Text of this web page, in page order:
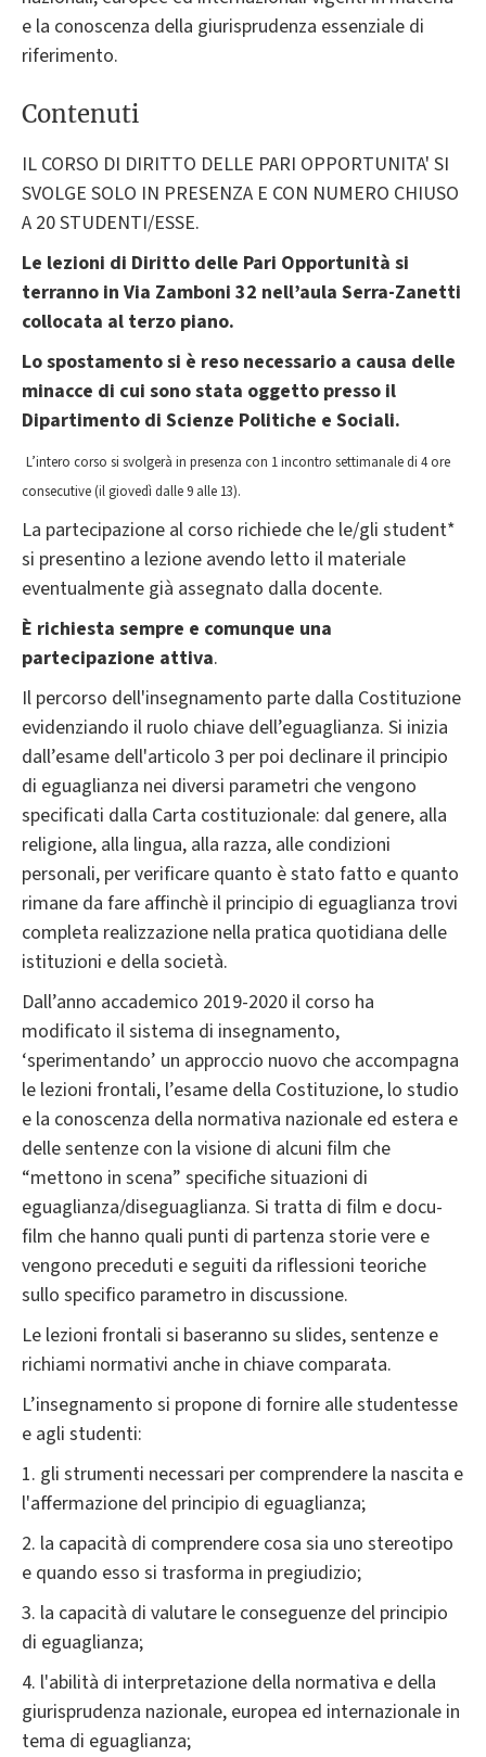
e la conoscenza della giurisprudenza essenziale di
riferimento.
Contenuti
IL CORSO DI DIRITTO DELLE PARI OPPORTUNITA' SI
SVOLGE SOLO IN PRESENZA E CON NUMERO CHIUSO
A 20 STUDENTI/ESSE.
Le lezioni di Diritto delle Pari Opportunità si
terranno in Via Zamboni 32 nell’aula Serra-Zanetti
collocata al terzo piano.
Lo spostamento si è reso necessario a causa delle
minacce di cui sono stata oggetto presso il
Dipartimento di Scienze Politiche e Sociali.
L’intero corso si svolgerà in presenza con 1 incontro settimanale di 4 ore
consecutive (il giovedì dalle 9 alle 13).
La partecipazione al corso richiede che le/gli student*
si presentino a lezione avendo letto il materiale
eventualmente già assegnato dalla docente.
È richiesta sempre e comunque una
partecipazione attiva.
Il percorso dell'insegnamento parte dalla Costituzione
evidenziando il ruolo chiave dell’eguaglianza. Si inizia
dall’esame dell'articolo 3 per poi declinare il principio
di eguaglianza nei diversi parametri che vengono
specificati dalla Carta costituzionale: dal genere, alla
religione, alla lingua, alla razza, alle condizioni
personali, per verificare quanto è stato fatto e quanto
rimane da fare affinchè il principio di eguaglianza trovi
completa realizzazione nella pratica quotidiana delle
istituzioni e della società.
Dall’anno accademico 2019-2020 il corso ha
modificato il sistema di insegnamento,
‘sperimentando’ un approccio nuovo che accompagna
le lezioni frontali, l’esame della Costituzione, lo studio
e la conoscenza della normativa nazionale ed estera e
delle sentenze con la visione di alcuni film che
“mettono in scena” specifiche situazioni di
eguaglianza/diseguaglianza. Si tratta di film e docu-
film che hanno quali punti di partenza storie vere e
vengono preceduti e seguiti da riflessioni teoriche
sullo specifico parametro in discussione.
Le lezioni frontali si baseranno su slides, sentenze e
richiami normativi anche in chiave comparata.
L’insegnamento si propone di fornire alle studentesse
e agli studenti:
1. gli strumenti necessari per comprendere la nascita e
l'affermazione del principio di eguaglianza;
2. la capacità di comprendere cosa sia uno stereotipo
e quando esso si trasforma in pregiudizio;
3. la capacità di valutare le conseguenze del principio
di eguaglianza;
4. l'abilità di interpretazione della normativa e della
giurisprudenza nazionale, europea ed internazionale in
tema di eguaglianza;